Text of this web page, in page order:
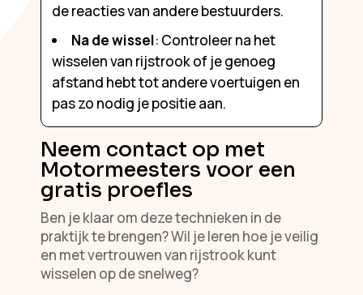
de reacties van andere bestuurders.
Na de wissel: Controleer na het
wisselen van rijstrook of je genoeg
afstand hebt tot andere voertuigen en
pas zo nodig je positie aan.
Neem contact op met
Motormeesters voor een
gratis proefles
Ben je klaar om deze technieken in de
praktijk te brengen? Wil je leren hoe je veilig
en met vertrouwen van rijstrook kunt
wisselen op de snelweg?